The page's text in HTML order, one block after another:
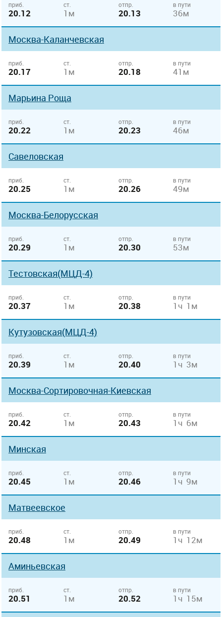
приб.
20.12
ст.
1м
отпр.
20.13
в пути
36м
Москва-Каланчевская
приб.
20.17
ст.
1м
отпр.
20.18
в пути
41м
Марьина Роща
приб.
20.22
ст.
1м
отпр.
20.23
в пути
46м
Савеловская
приб.
20.25
ст.
1м
отпр.
20.26
в пути
49м
Москва-Белорусская
приб.
20.29
ст.
1м
отпр.
20.30
в пути
53м
Тестовская(МЦД-4)
приб.
20.37
ст.
1м
отпр.
20.38
в пути
1ч 1м
Кутузовская(МЦД-4)
приб.
20.39
ст.
1м
отпр.
20.40
в пути
1ч 3м
Москва-Сортировочная-Киевская
приб.
20.42
ст.
1м
отпр.
20.43
в пути
1ч 6м
Минская
приб.
20.45
ст.
1м
отпр.
20.46
в пути
1ч 9м
Матвеевское
приб.
20.48
ст.
1м
отпр.
20.49
в пути
1ч 12м
Аминьевская
приб.
20.51
ст.
1м
отпр.
20.52
в пути
1ч 15м